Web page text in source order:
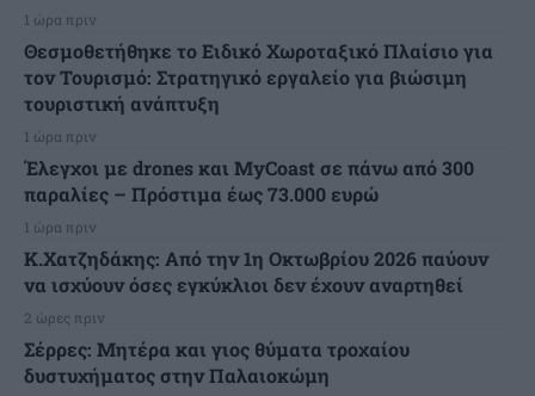
1 ώρα πριν
Θεσμοθετήθηκε το Ειδικό Χωροταξικό Πλαίσιο για
τον Τουρισμό: Στρατηγικό εργαλείο για βιώσιμη
τουριστική ανάπτυξη
1 ώρα πριν
Έλεγχοι με drones και MyCoast σε πάνω από 300
παραλίες – Πρόστιμα έως 73.000 ευρώ
1 ώρα πριν
Κ.Χατζηδάκης: Από την 1η Οκτωβρίου 2026 παύουν
να ισχύουν όσες εγκύκλιοι δεν έχουν αναρτηθεί
2 ώρες πριν
Σέρρες: Μητέρα και γιος θύματα τροχαίου
δυστυχήματος στην Παλαιοκώμη